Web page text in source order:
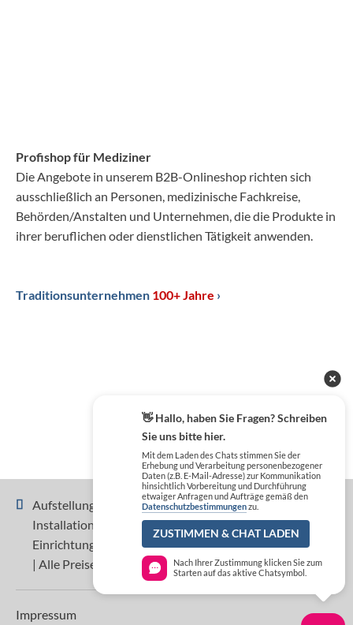
Profishop für Mediziner
Die Angebote in unserem B2B-Onlineshop richten sich
ausschließlich an Personen, medizinische Fachkreise,
Behörden/Anstalten und Unternehmen, die die Produkte in
ihrer beruflichen oder dienstlichen Tätigkeit anwenden.
Traditionsunternehmen 100+ Jahre ›
Aufstellung, Inbetriebnahme, Einweisung und
Installation sind nicht im Preis der Geräte und
Einrichtungen enthalten und separat zu beauftragen.
| Alle Preise zzgl. MwSt.
Impressum
👋 Hallo, haben Sie Fragen? Schreiben
Sie uns bitte hier.
Mit dem Laden des Chats stimmen Sie der
Erhebung und Verarbeitung personenbezogener
Daten (z.B. E-Mail-Adresse) zur Kommunikation
hinsichtlich Vorbereitung und Durchführung
etwaiger Anfragen und Aufträge gemäß den
Datenschutzbestimmungenzu.
ZUSTIMMEN & CHAT LADEN
Nach Ihrer Zustimmung klicken Sie zum
Starten auf das aktive Chatsymbol.